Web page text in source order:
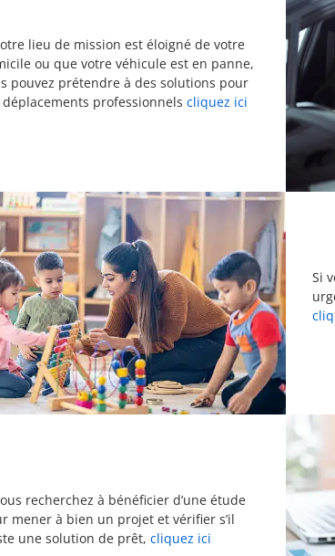
lieu de mission est éloigné de votre
ou que votre véhicule est en panne,
pouvez prétendre à des solutions pour
déplacements professionnelscliquez ici
Si
recherchez à bénéficier d’une étude
mener à bien un projet et vérifier s’il
une solution de prêt,cliquez ici